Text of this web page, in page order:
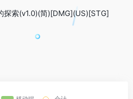
探索(v1.0)(简)[DMG](US)[STG]